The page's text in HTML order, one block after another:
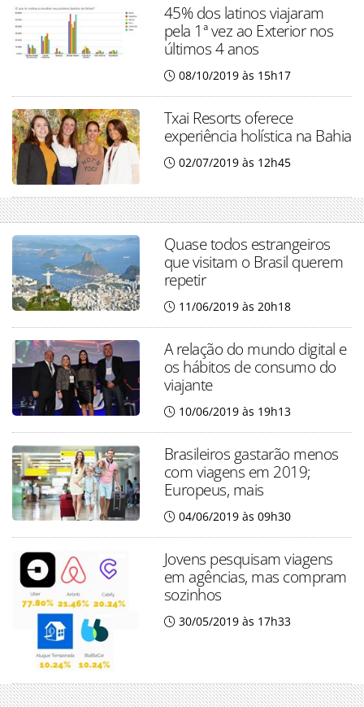
45% dos latinos viajaram
pela 1ª vez ao Exterior nos
últimos 4 anos
08/10/2019 às 15h17
Txai Resorts oferece
experiência holística na Bahia
02/07/2019 às 12h45
Quase todos estrangeiros
que visitam o Brasil querem
repetir
11/06/2019 às 20h18
A relação do mundo digital e
os hábitos de consumo do
viajante
10/06/2019 às 19h13
Brasileiros gastarão menos
com viagens em 2019;
Europeus, mais
04/06/2019 às 09h30
Jovens pesquisam viagens
em agências, mas compram
sozinhos
30/05/2019 às 17h33